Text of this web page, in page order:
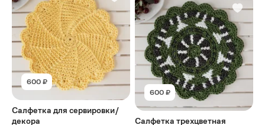
600 ₽
Салфетка для сервировки/
декора
600 ₽
Салфетка трехцветная